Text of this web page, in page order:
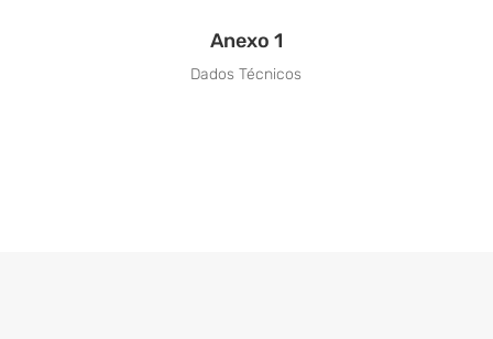
Anexo 1
Dados Técnicos